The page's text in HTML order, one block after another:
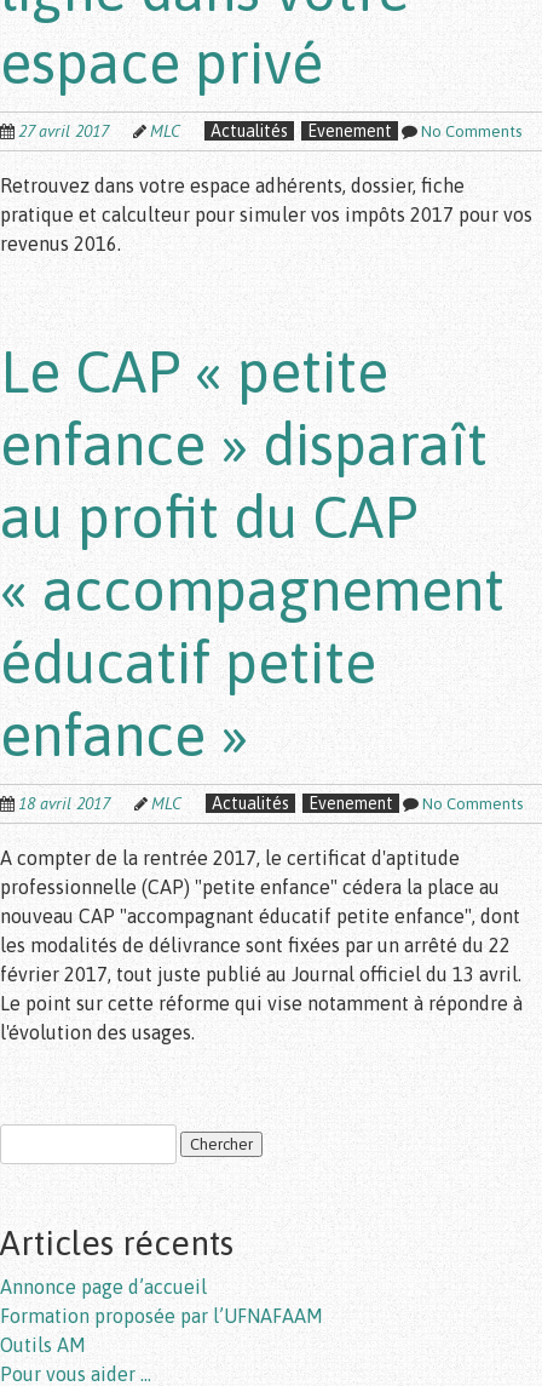
espace privé
27 avril 2017 MLC Actualités Evenement No Comments
Retrouvez dans votre espace adhérents, dossier, fiche
pratique et calculteur pour simuler vos impôts 2017 pour vos
revenus 2016.
Le CAP « petite
enfance » disparaît
au profit du CAP
« accompagnement
éducatif petite
enfance »
18 avril 2017 MLC Actualités Evenement No Comments
A compter de la rentrée 2017, le certificat d'aptitude
professionnelle (CAP) "petite enfance" cédera la place au
nouveau CAP "accompagnant éducatif petite enfance", dont
les modalités de délivrance sont fixées par un arrêté du 22
février 2017, tout juste publié au Journal officiel du 13 avril.
Le point sur cette réforme qui vise notamment à répondre à
l'évolution des usages.
Post navigation
Articles récents
Annonce page d’accueil
Formation proposée par l’UFNAFAAM
Outils AM
Pour vous aider …